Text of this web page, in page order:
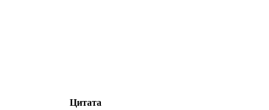
Цитата